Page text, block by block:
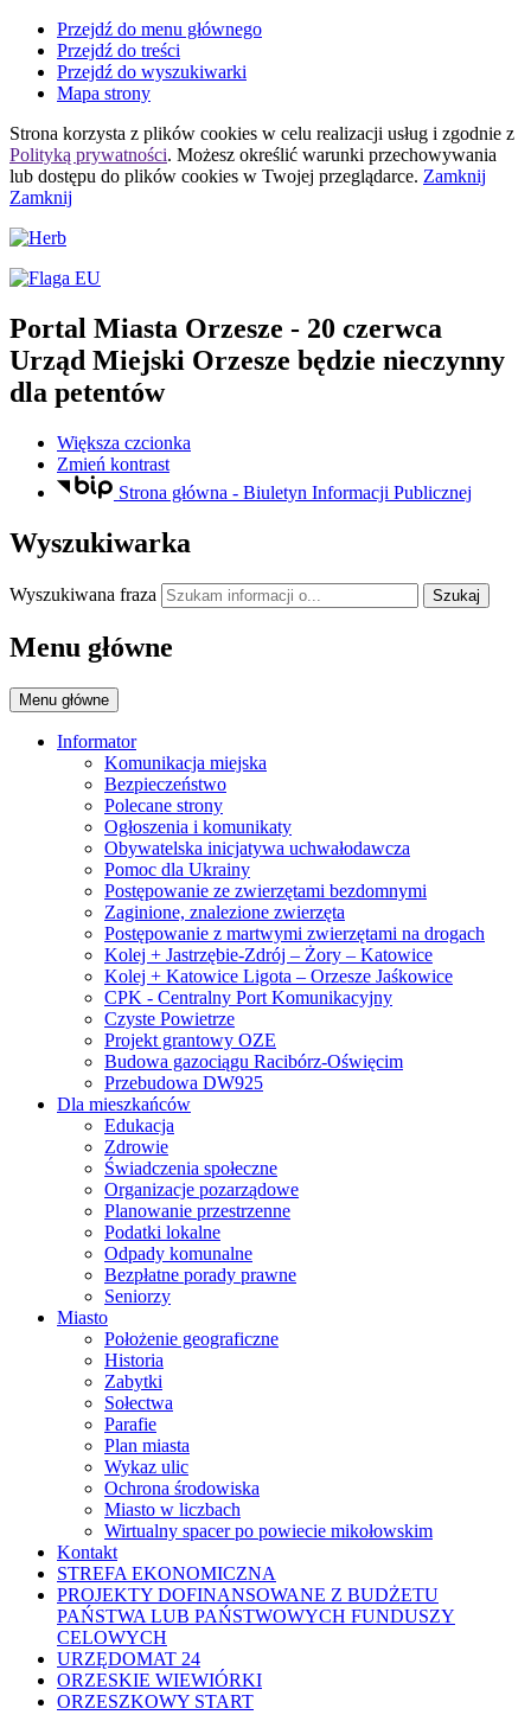
Przejdź do menu głównego
Przejdź do treści
Przejdź do wyszukiwarki
Mapa strony
Strona korzysta z plików cookies w celu realizacji usług i zgodnie z
Polityką prywatności. Możesz określić warunki przechowywania
lub dostępu do plików cookies w Twojej przeglądarce. Zamknij
Zamknij
Portal Miasta Orzesze - 20 czerwca
Urząd Miejski Orzesze będzie nieczynny
dla petentów
Większa czcionka
Zmień kontrast
Strona główna - Biuletyn Informacji Publicznej
Wyszukiwarka
Wyszukiwana fraza Szukaj
Menu główne
Menu główne
Informator
Komunikacja miejska
Bezpieczeństwo
Polecane strony
Ogłoszenia i komunikaty
Obywatelska inicjatywa uchwałodawcza
Pomoc dla Ukrainy
Postępowanie ze zwierzętami bezdomnymi
Zaginione, znalezione zwierzęta
Postępowanie z martwymi zwierzętami na drogach
Kolej + Jastrzębie-Zdrój – Żory – Katowice
Kolej + Katowice Ligota – Orzesze Jaśkowice
CPK - Centralny Port Komunikacyjny
Czyste Powietrze
Projekt grantowy OZE
Budowa gazociągu Racibórz-Oświęcim
Przebudowa DW925
Dla mieszkańców
Edukacja
Zdrowie
Świadczenia społeczne
Organizacje pozarządowe
Planowanie przestrzenne
Podatki lokalne
Odpady komunalne
Bezpłatne porady prawne
Seniorzy
Miasto
Położenie geograficzne
Historia
Zabytki
Sołectwa
Parafie
Plan miasta
Wykaz ulic
Ochrona środowiska
Miasto w liczbach
Wirtualny spacer po powiecie mikołowskim
Kontakt
STREFA EKONOMICZNA
PROJEKTY DOFINANSOWANE Z BUDŻETU
PAŃSTWA LUB PAŃSTWOWYCH FUNDUSZY
CELOWYCH
URZĘDOMAT 24
ORZESKIE WIEWIÓRKI
ORZESZKOWY START